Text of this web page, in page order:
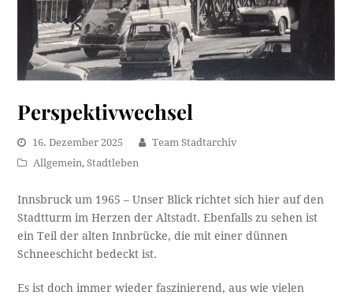
Perspektivwechsel
16. Dezember 2025
Team Stadtarchiv
Allgemein,Stadtleben
Innsbruck um 1965 – Unser Blick richtet sich hier auf den
Stadtturm im Herzen der Altstadt. Ebenfalls zu sehen ist
ein Teil der alten Innbrücke, die mit einer dünnen
Schneeschicht bedeckt ist.
Es ist doch immer wieder faszinierend, aus wie vielen